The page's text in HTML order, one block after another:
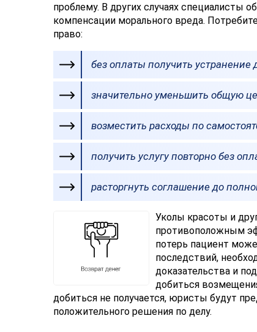
проблему. В других случаях
компенсации морального вреда.
право:
без оплаты получить
значительно уменьшить общую
возместить расходы по
получить услугу повторно без
расторгнуть соглашение до
Уколы красоты и
противоположным
потерь пациент
последствий,
доказательства и
добиться
добиться не получается, юристы будут
положительного решения по делу.